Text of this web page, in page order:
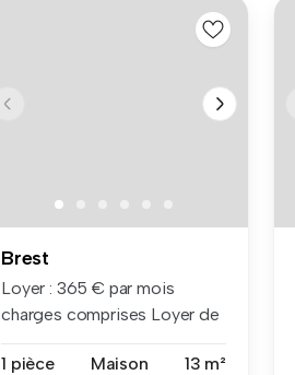
Brest
Loyer : 365 € par mois
charges comprises Loyer de
1 pièce
Maison 13 m²